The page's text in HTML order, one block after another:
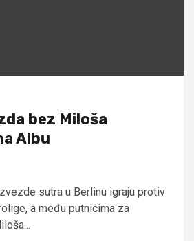
bez Miloša
Albu
sutra u Berlinu igraju protiv
a među putnicima za